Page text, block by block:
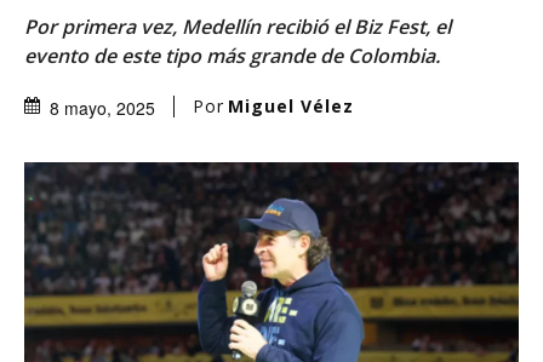
Por primera vez, Medellín recibió el Biz Fest, el
evento de este tipo más grande de Colombia.
8 mayo, 2025 Por Miguel Vélez